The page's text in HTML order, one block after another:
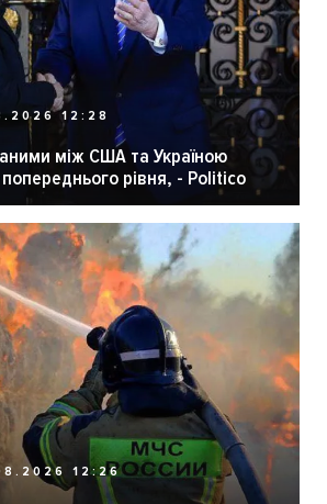
12:28
між США та Україною
рівня, - Politico
12:26